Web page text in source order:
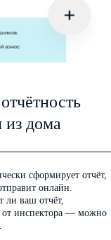
из дома
сформирует отчёт,
онлайн.
ли ваш отчёт,
от инспектора — можно